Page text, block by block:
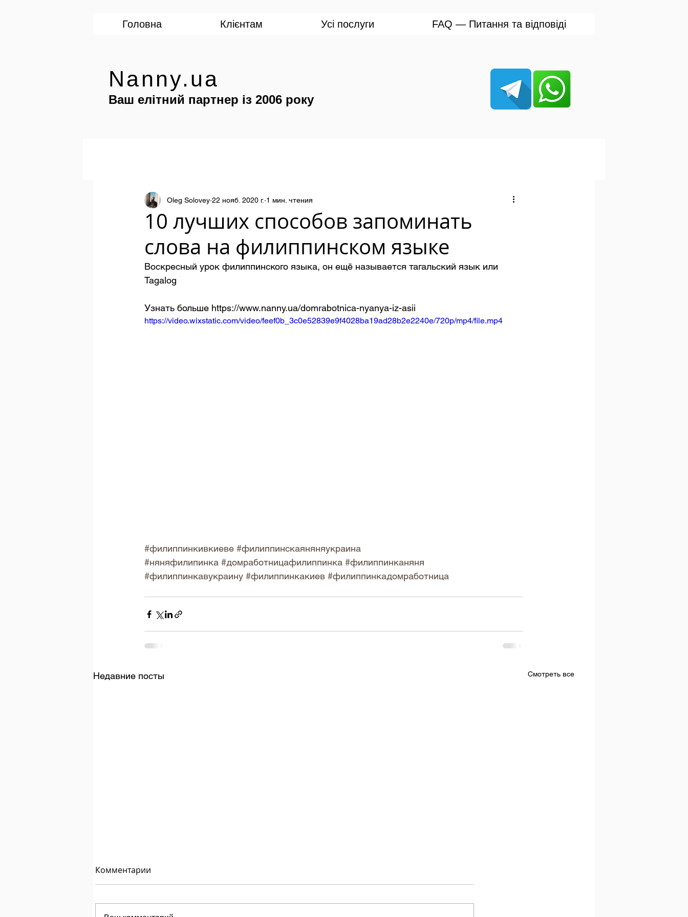
Головна Клієнтам Усі послуги FAQ — Питання та відповіді
10 лучших способов запоминать
слова на филиппинском языке
Oleg Solovey 22 нояб. 2020 г. 1 мин. чтения
Воскресный урок филиппинского языка, он ещё называется тагальский язык или
Tagalog
Узнать больше https://www.nanny.ua/domrabotnica-nyanya-iz-asii
https://video.wixstatic.com/video/feef0b_3c0e52839e9f4028ba19ad28b2e2240e/720p/mp4/file.mp4
#филиппинкивкиеве #филиппинскаяняняукраина
#няняфилипинка #домработницафилиппинка #филиппинканяня
#филиппинкавукраину #филиппинкакиев #филиппинкадомработница
Недавние посты Смотреть все
Комментарии
Nanny.ua
Ваш елітний партнер із 2006 року